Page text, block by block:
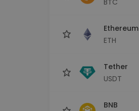
Ethereum
ETH
Tether
USDT
BNB